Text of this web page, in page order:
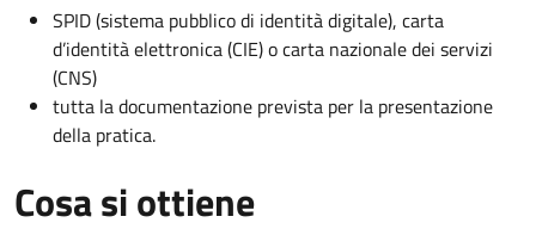
SPID (sistema pubblico di identità digitale), carta
d’identità elettronica (CIE) o carta nazionale dei servizi
(CNS)
tutta la documentazione prevista per la presentazione
della pratica.
Cosa si ottiene